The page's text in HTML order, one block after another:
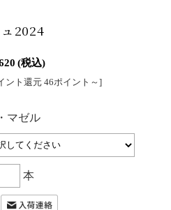
2024
(税込)
ント還元 46ポイント～]
マゼル
本